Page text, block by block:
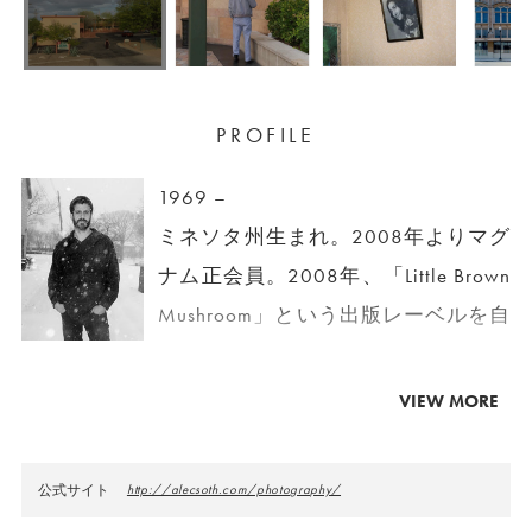
PROFILE
1969 –
ミネソタ州生まれ。2008年よりマグ
ナム正会員。2008年、「Little Brown
Mushroom」という出版レーベルを自
送り出している。これまで、ホイッ
VIEW MORE
公式サイト http://alecsoth.com/photography/